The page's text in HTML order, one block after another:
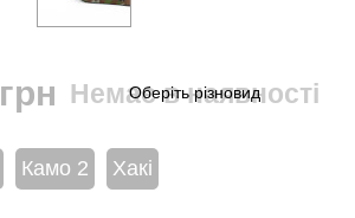
грн Немає в наявності
Камо 2 Хакі